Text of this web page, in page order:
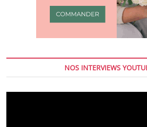
NOS INTERVIEWS